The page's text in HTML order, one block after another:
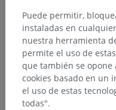
DESCARGAR LA
Puede permitir,
instaladas en
nuestra herramienta
permite el uso de
que también se
cookies basado en un
el uso de estas
todas".